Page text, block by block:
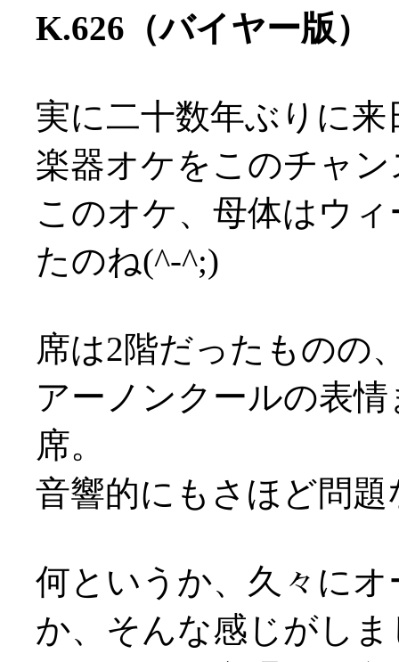
K.626（バイヤー版）
実に二十数年ぶりに
楽器オケをこのチャ
このオケ、母体はウ
たのね(^-^;)
席は2階だったものの
アーノンクールの表
席。
音響的にもさほど問
何というか、久々に
か、そんな感じがし